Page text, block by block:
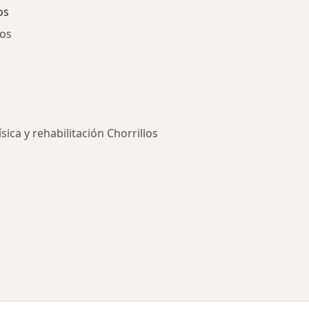
y rehabilitación Chorrillos